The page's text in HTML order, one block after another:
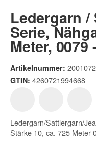
Ledergarn /
Serie,
Meter,
Artikelnummer:
GTIN: 4260721994668
Ledergarn/Sattlergarn/
Stärke 10, ca. 725 Meter